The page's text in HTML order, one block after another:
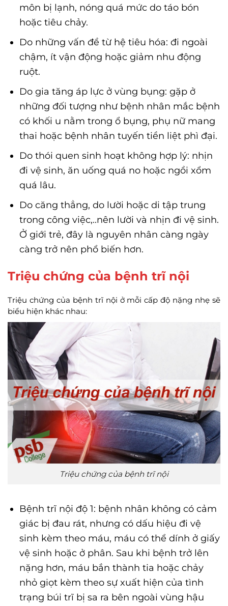
môn bị lạnh, nóng quá mức do táo bón
hoặc tiêu chảy.
Do những vấn đề từ hệ tiêu hóa: đi ngoài
chậm, ít vận động hoặc giảm nhu động
ruột.
Do gia tăng áp lực ở vùng bụng: gặp ở
những đối tượng như bệnh nhân mắc bệnh
có khối u nằm trong ổ bụng, phụ nữ mang
thai hoặc bệnh nhân tuyến tiền liệt phì đại.
Do thói quen sinh hoạt không hợp lý: nhịn
đi vệ sinh, ăn uống quá no hoặc ngồi xổm
quá lâu.
Do căng thẳng, do lười hoặc di tập trung
trong công việc,..nên lười và nhịn đi vệ sinh.
Ở giới trẻ, đây là nguyên nhân càng ngày
càng trở nên phổ biến hơn.
Triệu chứng của bệnh trĩ nội
Triệu chứng của bệnh trĩ nội ở mỗi cấp độ nặng nhẹ sẽ
biểu hiện khác nhau:
Triệu chứng của bệnh trĩ nội
Bệnh trĩ nội độ 1: bệnh nhân không có cảm
giác bị đau rát, nhưng có dấu hiệu đi vệ
sinh kèm theo máu, máu có thể dính ở giấy
vệ sinh hoặc ở phân. Sau khi bệnh trở lên
nặng hơn, máu bắn thành tia hoặc chảy
nhỏ giọt kèm theo sự xuất hiện của tình
trạng búi trĩ bị sa ra bên ngoài vùng hậu